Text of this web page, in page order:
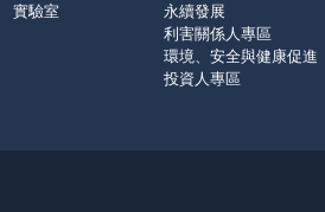
實驗室
永續發展
利害關係人專區
環境、安全與健康促進
投資人專區